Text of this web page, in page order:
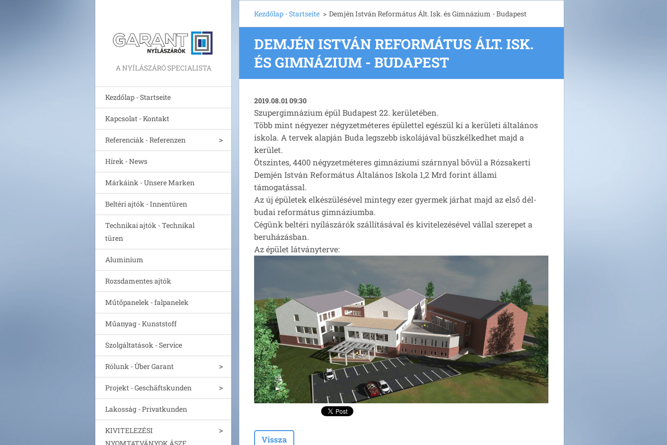
A NYÍLÁSZÁRÓ SPECIALISTA
Kezdőlap - Startseite
Kapcsolat - Kontakt
Referenciák - Referenzen
Hírek - News
Márkáink - Unsere Marken
Beltéri ajtók - Innentüren
Technikai ajtók - Technikal
türen
Aluminium
Rozsdamentes ajtók
Műtőpanelek - falpanelek
Műanyag - Kunststoff
Szolgáltatások - Service
Rólunk - Über Garant
Projekt - Geschäftskunden
Lakosság - Privatkunden
KIVITELEZÉSI
Kezdőlap - Startseite > Demjén István Református Ált. Isk. és Gimnázium - Budapest
DEMJÉN ISTVÁN REFORMÁTUS ÁLT. ISK.
ÉS GIMNÁZIUM - BUDAPEST
2019.08.01 09:30
Szupergimnázium épül Budapest 22. kerületében.
Több mint négyezer négyzetméteres épülettel egészül ki a kerületi általános
iskola. A tervek alapján Buda legszebb iskolájával büszkélkedhet majd a
kerület.
Ötszintes, 4400 négyzetméteres gimnáziumi szárnnyal bővül a Rózsakerti
Demjén István Református Általános Iskola 1,2 Mrd forint állami
támogatással.
Az új épületek elkészülésével mintegy ezer gyermek járhat majd az első dél-
budai református gimnáziumba.
Cégünk beltéri nyílászárók szállításával és kivitelezésével vállal szerepet a
beruházásban.
Az épület látványterve:
Vissza